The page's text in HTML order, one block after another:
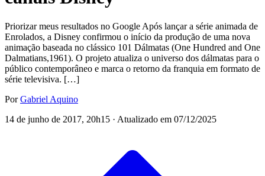
Priorizar meus resultados no Google Após lançar a série animada de
Enrolados, a Disney confirmou o início da produção de uma nova
animação baseada no clássico 101 Dálmatas (One Hundred and One
Dalmatians,1961). O projeto atualiza o universo dos dálmatas para o
público contemporâneo e marca o retorno da franquia em formato de
série televisiva. […]
PorGabriel Aquino
14 de junho de 2017, 20h15 · Atualizado em 07/12/2025